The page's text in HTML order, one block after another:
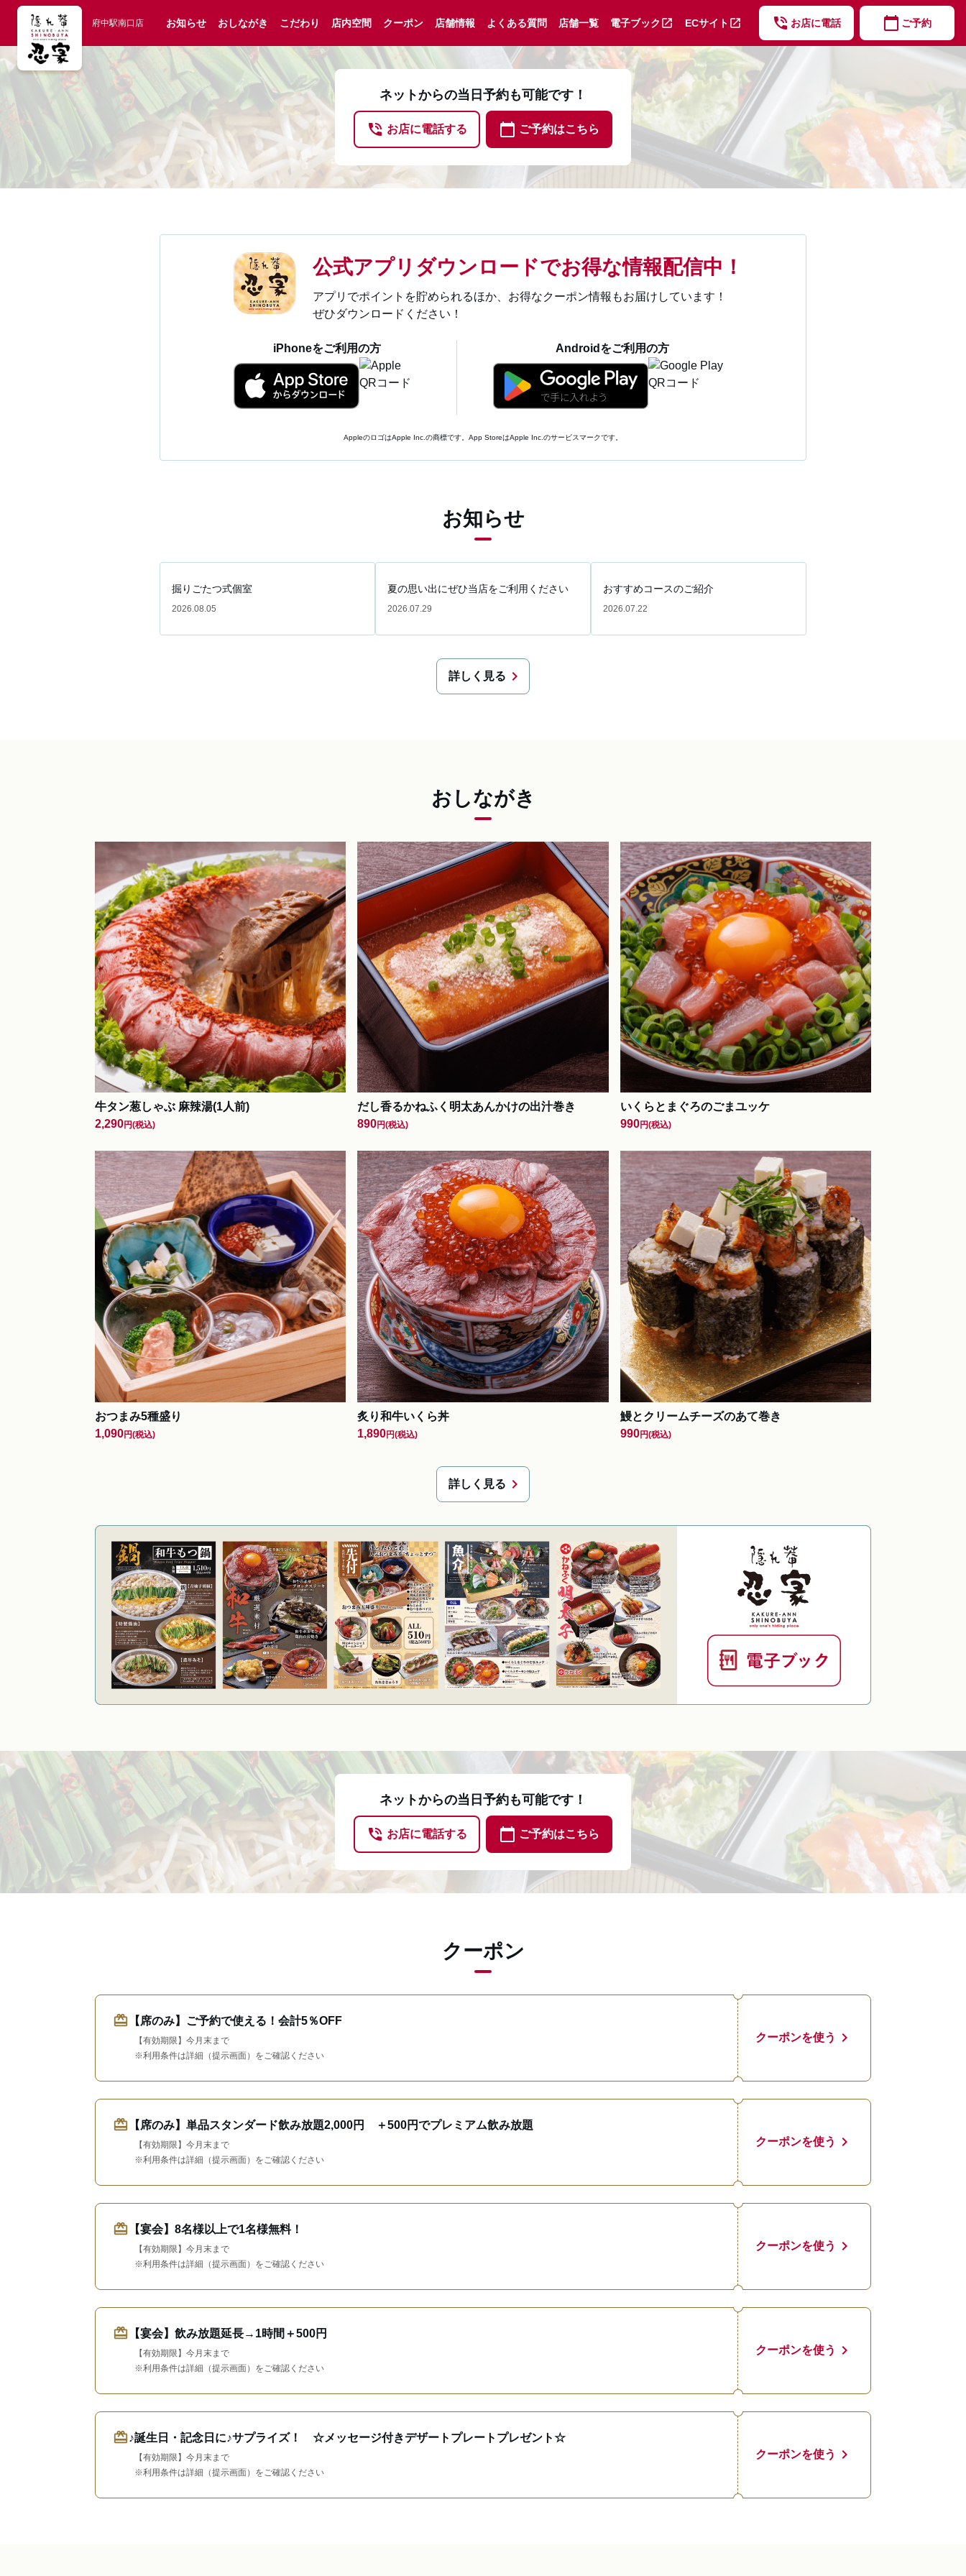
お知らせ おしながき こだわり 店内空間 クーポン 店舗情報 よくある質問 店舗一覧 電子ブック open_in_new ECサイト open_in_new phone_in_talk お店に電話 calendar_today ご予約
府中駅南口店
ネットからの当日予約も可能です！
phone_in_talk お店に電話する calendar_today ご予約はこちら
公式アプリダウンロードでお得な情報配信中！
アプリでポイントを貯められるほか、お得なクーポン情報もお届けしています！
ぜひダウンロードください！
iPhoneをご利用の方 Androidをご利用の方
AppleのロゴはApple Inc.の商標です。App StoreはApple Inc.のサービスマークです。
お知らせ
掘りごたつ式個室
2026.08.05
夏の思い出にぜひ当店をご利用ください
2026.07.29
おすすめコースのご紹介
2026.07.22
詳しく見る chevron_right
おしながき
牛タン葱しゃぶ 麻辣湯(1人前)
2,290円(税込)
だし香るかねふく明太あんかけの出汁巻き
890円(税込)
いくらとまぐろのごまユッケ
990円(税込)
おつまみ5種盛り
1,090円(税込)
炙り和牛いくら丼
1,890円(税込)
鰻とクリームチーズのあて巻き
990円(税込)
詳しく見る chevron_right
ネットからの当日予約も可能です！
phone_in_talk お店に電話する calendar_today ご予約はこちら
クーポン
redeem 【席のみ】ご予約で使える！会計5％OFF
【有効期限】今月末まで
※利用条件は詳細（提示画面）をご確認ください
クーポンを使う chevron_right
redeem 【席のみ】単品スタンダード飲み放題2,000円 ＋500円でプレミアム飲み放題
【有効期限】今月末まで
※利用条件は詳細（提示画面）をご確認ください
クーポンを使う chevron_right
redeem 【宴会】8名様以上で1名様無料！
【有効期限】今月末まで
※利用条件は詳細（提示画面）をご確認ください
クーポンを使う chevron_right
redeem 【宴会】飲み放題延長→1時間＋500円
【有効期限】今月末まで
※利用条件は詳細（提示画面）をご確認ください
クーポンを使う chevron_right
redeem♪誕生日・記念日に♪サプライズ！ ☆メッセージ付きデザートプレートプレゼント☆
【有効期限】今月末まで
※利用条件は詳細（提示画面）をご確認ください
クーポンを使う chevron_right